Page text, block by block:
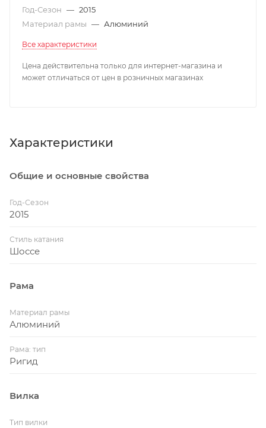
Год-Сезон — 2015
Материал рамы — Алюминий
Все характеристики
Цена действительна только для интернет-магазина и
может отличаться от цен в розничных магазинах
Характеристики
Общие и основные свойства
Год-Сезон
2015
Стиль катания
Шоссе
Рама
Материал рамы
Алюминий
Рама: тип
Ригид
Вилка
Тип вилки